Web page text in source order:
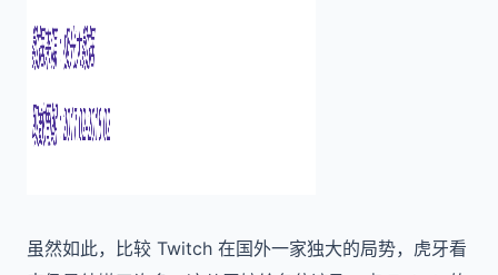
虽然如此，比较 Twitch 在国外一家独大的局势，虎牙看